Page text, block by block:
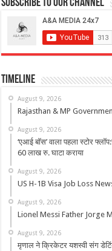
Subscribe to our Channel
Timeline
August 9, 2026
Rajasthan & MP
August 9, 2026
‘एआई बॉस’ वाला पहला स्टोर
60 लाख रु. घाटा कराया
August 9, 2026
US H-1B Visa Job Loss
August 9, 2026
Lionel Messi Father Jorge
August 9, 2026
मृणाल ने क्रिकेटर यशस्वी संग